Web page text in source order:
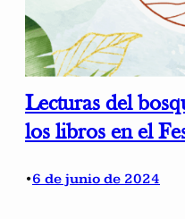
Lecturas del
los libros en el
•6 de junio de 2024